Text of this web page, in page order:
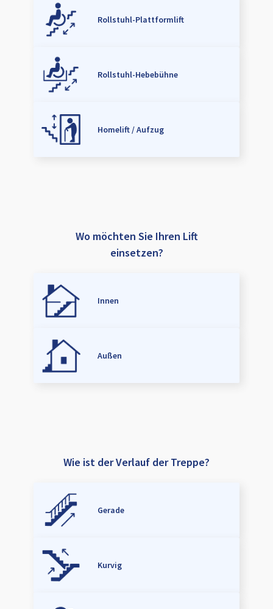
Rollstuhl-Plattformlift
Rollstuhl-Hebebühne
Homelift / Aufzug
Wo möchten Sie Ihren Lift
einsetzen?
Innen
Außen
Wie ist der Verlauf der Treppe?
Gerade
Kurvig